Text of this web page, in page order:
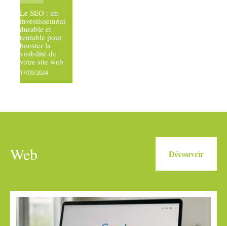
Le SEO : un
investissement
durable et
rentable pour
booster la
visibilité de
votre site web
17/09/2024
Web Découvrir